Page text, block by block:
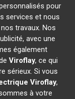
pour
services et nous
travaux. Nos
avec une
également
Viroflay, ce qui
sérieux. Si vous
Viroflay,
à votre